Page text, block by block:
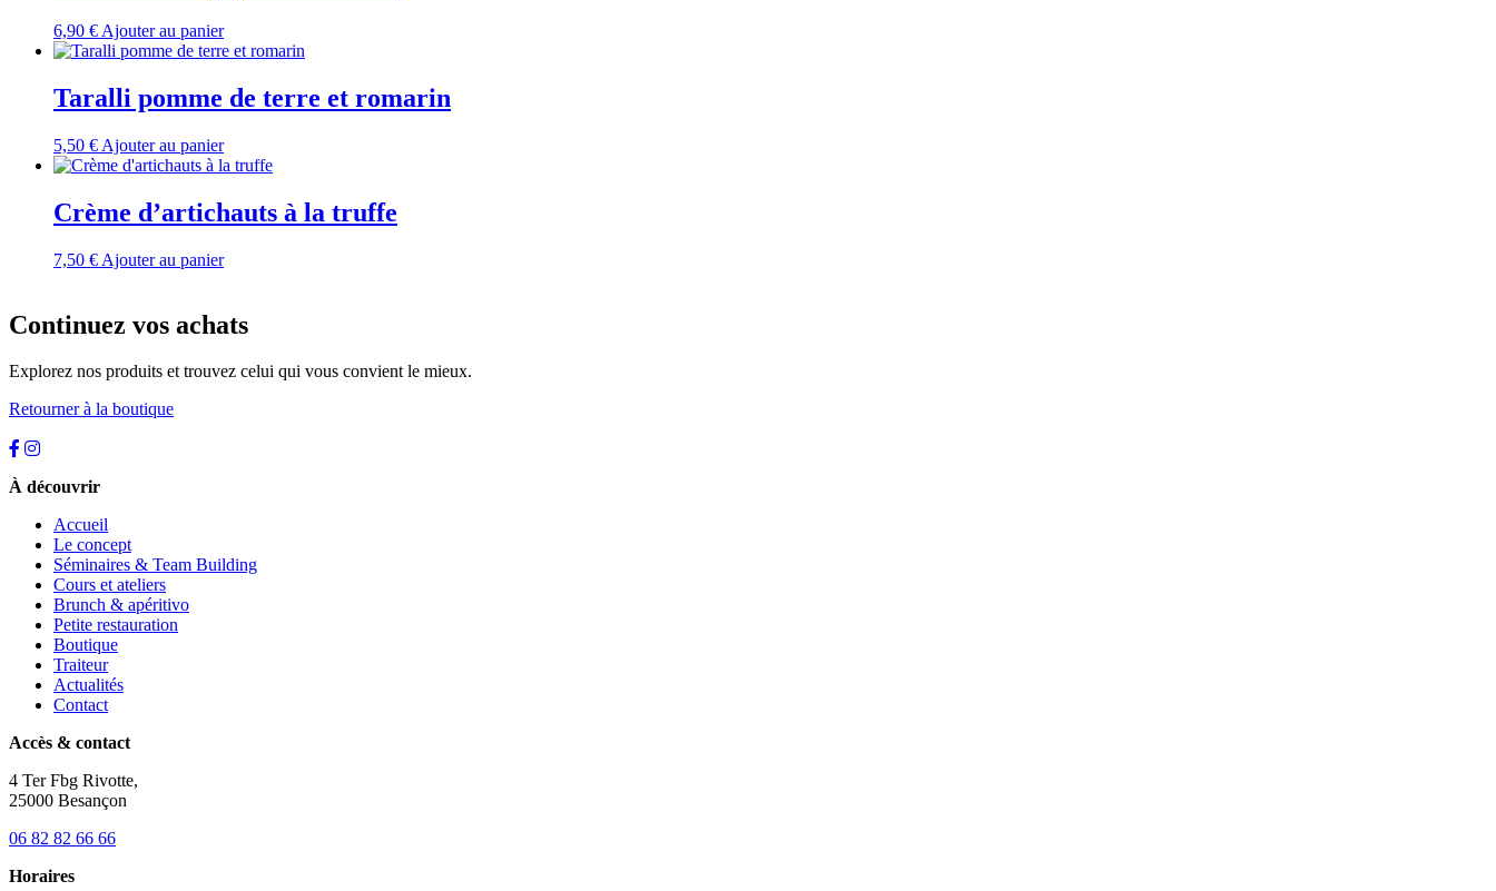
6,90 € Ajouter au panier
Taralli pomme de terre et romarin
5,50 € Ajouter au panier
Crème d’artichauts à la truffe
7,50 € Ajouter au panier
Continuez vos achats
Explorez nos produits et trouvez celui qui vous convient le mieux.
Retourner à la boutique
À découvrir
Accueil
Le concept
Séminaires & Team Building
Cours et ateliers
Brunch & apéritivo
Petite restauration
Boutique
Traiteur
Actualités
Contact
Accès & contact
4 Ter Fbg Rivotte,
25000 Besançon
06 82 82 66 66
Horaires